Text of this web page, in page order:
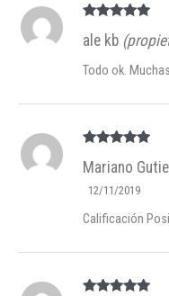
5 de 5
ale kb
Todo ok.
5de 5
Mariano
12/11/2019
Calificación